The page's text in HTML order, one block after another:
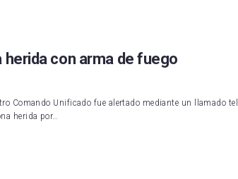
con arma de fuego
Comando Unificado fue alertado mediante un llamado
herida por…